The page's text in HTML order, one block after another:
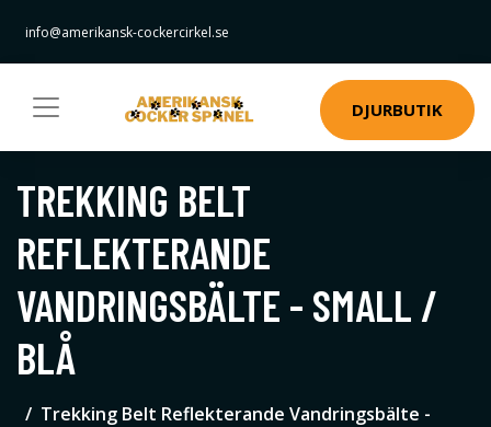
info@amerikansk-cockercirkel.se
DJURBUTIK
TREKKING BELT
REFLEKTERANDE
VANDRINGSBÄLTE - SMALL /
BLÅ
Trekking Belt Reflekterande Vandringsbälte -